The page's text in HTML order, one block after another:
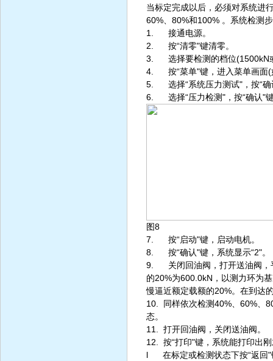
当标定完成以后，必须对系统进
60%、80%和100% 。系统检测
1. 接通电源。
2. 按“清零"键清零。
3. 选择要检测的档位(1500kN
4. 按“菜单"键，进入菜单画面(
5. 选择“系统压力测试"，按“确
6. 选择“压力检测"，按“确认"键
图8
7. 按“启动"键，启动电机。
8. 按“确认"键，系统显示“2"。
9. 关闭回油阀，打开送油阀，
的20%为600.0kN，以测力环为
慢逼近额定载额的20%。在到达
10. 同样依次检测40%、60%、
态。
11. 打开回油阀，关闭送油阀。
12. 按“打印"键，系统能打印出
l 在标定或检测状态下按“返回"